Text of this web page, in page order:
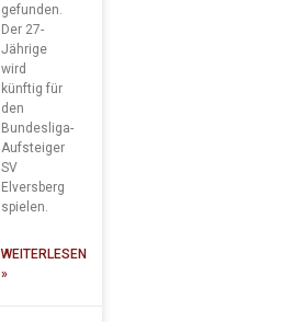
gefunden.
Der 27-
Jährige
wird
künftig für
den
Bundesliga-
Aufsteiger
SV
Elversberg
spielen.
WEITERLESEN
»